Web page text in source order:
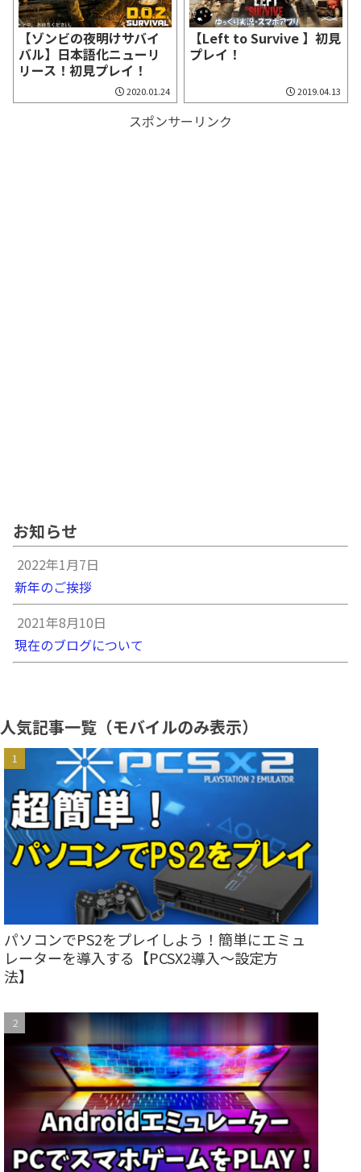
【ゾンビの夜明けサバイ
バル】日本語化ニューリ
リース！初見プレイ！
2020.01.24
【Left to Survive 】初見
プレイ！
2019.04.13
スポンサーリンク
お知らせ
2022年1月7日
新年のご挨拶
2021年8月10日
現在のブログについて
人気記事一覧（モバイルのみ表示）
パソコンでPS2をプレイしよう！簡単にエミュ
レーターを導入する【PCSX2導入～設定方
法】